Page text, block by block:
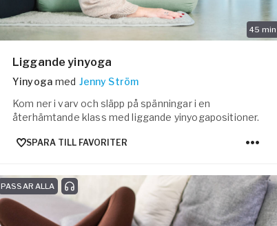
45 min
Liggande yinyoga
Yinyoga med Jenny Ström
Kom ner i varv och släpp på spänningar i en
återhämtande klass med liggande yinyogapositioner.
SPARA TILL FAVORITER
PASSAR ALLA